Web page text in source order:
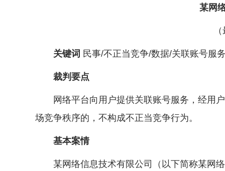
某网络
（最
关键词 民事/不正当竞争/数据/关联账号服
裁判要点
网络平台向用户提供关联账号服务，经用户
场竞争秩序的，不构成不正当竞争行为。
基本案情
某网络信息技术有限公司（以下简称某网络